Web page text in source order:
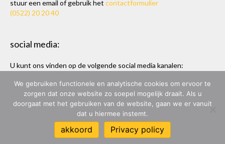
stuur een email of gebruik het contactformulier
(0522) 20 20 40
social media:
U kunt ons vinden op de volgende social media kanalen:
ADMINISTRATIE- & ADVIESBUREAU LIJSTER
ONTWERP & BOUW: MARC HOPPEN
We gebruiken functionele en analytische cookies om ervoor te
zorgen dat onze website zo soepel mogelijk draait. Als u
doorgaat met het gebruiken van de website, gaan we er vanuit
dat u hiermee instemt.
akkoord Privacy policy